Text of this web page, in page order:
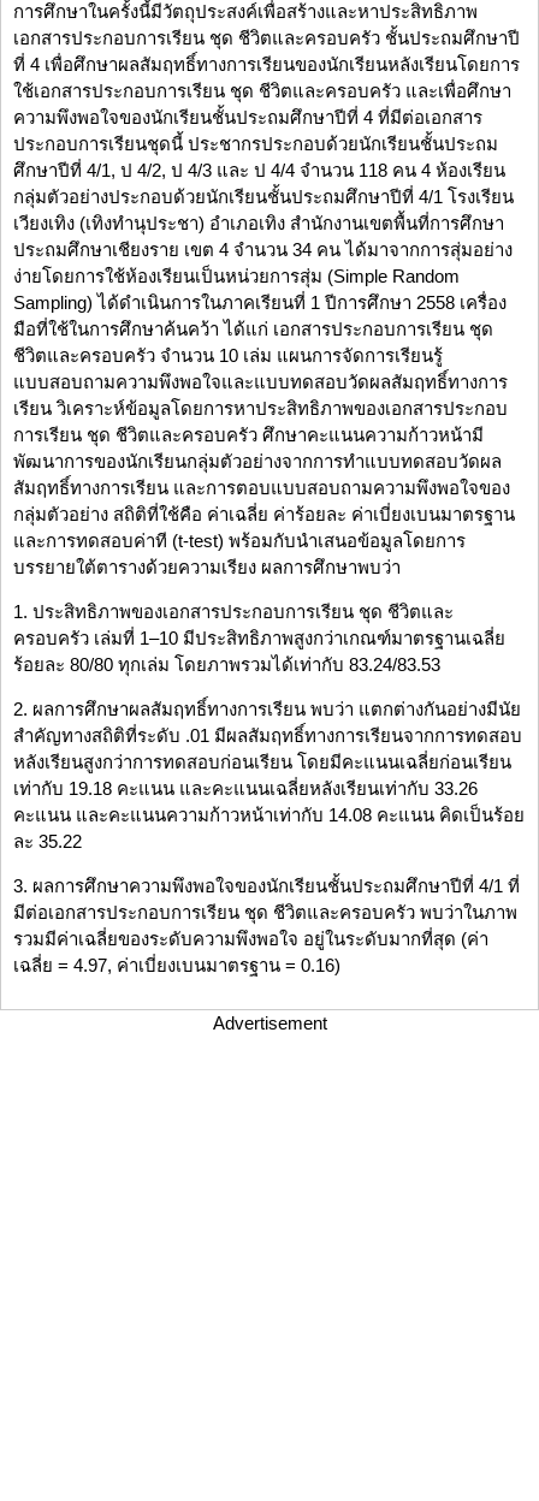
การศึกษาในครั้งนี้มีวัตถุประสงค์เพื่อสร้างและหาประสิทธิภาพ
เอกสารประกอบการเรียน ชุด ชีวิตและครอบครัว ชั้นประถมศึกษาปี
ที่ 4 เพื่อศึกษาผลสัมฤทธิ์ทางการเรียนของนักเรียนหลังเรียนโดยการ
ใช้เอกสารประกอบการเรียน ชุด ชีวิตและครอบครัว และเพื่อศึกษา
ความพึงพอใจของนักเรียนชั้นประถมศึกษาปีที่ 4 ที่มีต่อเอกสาร
ประกอบการเรียนชุดนี้ ประชากรประกอบด้วยนักเรียนชั้นประถม
ศึกษาปีที่ 4/1, ป 4/2, ป 4/3 และ ป 4/4 จำนวน 118 คน 4 ห้องเรียน
กลุ่มตัวอย่างประกอบด้วยนักเรียนชั้นประถมศึกษาปีที่ 4/1 โรงเรียน
เวียงเทิง (เทิงทำนุประชา) อำเภอเทิง สำนักงานเขตพื้นที่การศึกษา
ประถมศึกษาเชียงราย เขต 4 จำนวน 34 คน ได้มาจากการสุ่มอย่าง
ง่ายโดยการใช้ห้องเรียนเป็นหน่วยการสุ่ม (Simple Random
Sampling) ได้ดำเนินการในภาคเรียนที่ 1 ปีการศึกษา 2558 เครื่อง
มือที่ใช้ในการศึกษาค้นคว้า ได้แก่ เอกสารประกอบการเรียน ชุด
ชีวิตและครอบครัว จำนวน 10 เล่ม แผนการจัดการเรียนรู้
แบบสอบถามความพึงพอใจและแบบทดสอบวัดผลสัมฤทธิ์ทางการ
เรียน วิเคราะห์ข้อมูลโดยการหาประสิทธิภาพของเอกสารประกอบ
การเรียน ชุด ชีวิตและครอบครัว ศึกษาคะแนนความก้าวหน้ามี
พัฒนาการของนักเรียนกลุ่มตัวอย่างจากการทำแบบทดสอบวัดผล
สัมฤทธิ์ทางการเรียน และการตอบแบบสอบถามความพึงพอใจของ
กลุ่มตัวอย่าง สถิติที่ใช้คือ ค่าเฉลี่ย ค่าร้อยละ ค่าเบี่ยงเบนมาตรฐาน
และการทดสอบค่าที (t-test) พร้อมกับนำเสนอข้อมูลโดยการ
บรรยายใต้ตารางด้วยความเรียง ผลการศึกษาพบว่า
1. ประสิทธิภาพของเอกสารประกอบการเรียน ชุด ชีวิตและ
ครอบครัว เล่มที่ 1–10 มีประสิทธิภาพสูงกว่าเกณฑ์มาตรฐานเฉลี่ย
ร้อยละ 80/80 ทุกเล่ม โดยภาพรวมได้เท่ากับ 83.24/83.53
2. ผลการศึกษาผลสัมฤทธิ์ทางการเรียน พบว่า แตกต่างกันอย่างมีนัย
สำคัญทางสถิติที่ระดับ .01 มีผลสัมฤทธิ์ทางการเรียนจากการทดสอบ
หลังเรียนสูงกว่าการทดสอบก่อนเรียน โดยมีคะแนนเฉลี่ยก่อนเรียน
เท่ากับ 19.18 คะแนน และคะแนนเฉลี่ยหลังเรียนเท่ากับ 33.26
คะแนน และคะแนนความก้าวหน้าเท่ากับ 14.08 คะแนน คิดเป็นร้อย
ละ 35.22
3. ผลการศึกษาความพึงพอใจของนักเรียนชั้นประถมศึกษาปีที่ 4/1 ที่
มีต่อเอกสารประกอบการเรียน ชุด ชีวิตและครอบครัว พบว่าในภาพ
รวมมีค่าเฉลี่ยของระดับความพึงพอใจ อยู่ในระดับมากที่สุด (ค่า
เฉลี่ย = 4.97, ค่าเบี่ยงเบนมาตรฐาน = 0.16)
Advertisement